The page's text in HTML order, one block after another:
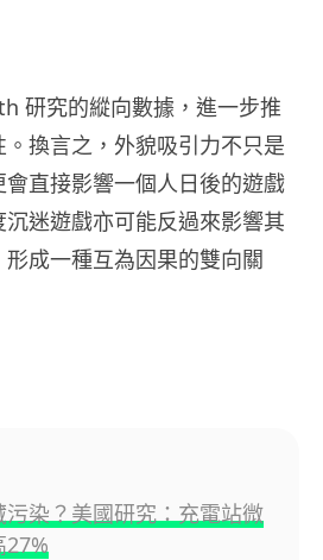
研究的縱向數據，進一步推
換言之，外貌吸引力不只是
直接影響一個人日後的遊戲
迷遊戲亦可能反過來影響其
成一種互為因果的雙向關
染？美國研究：充電站微